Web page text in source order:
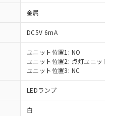
金属
DC5V 6mA
ユニット位置1: NO
ユニット位置2: 点灯ユニット
ユニット位置3: NC
LEDランプ
白